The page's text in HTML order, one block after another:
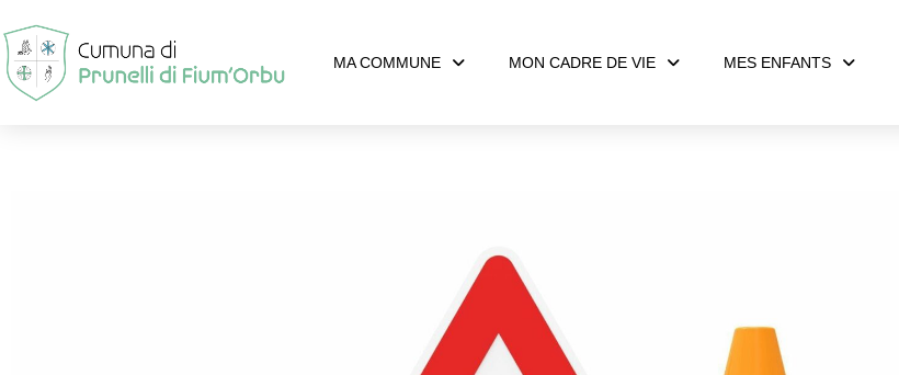
MA COMMUNE MON CADRE DE VIE MES ENFANTS